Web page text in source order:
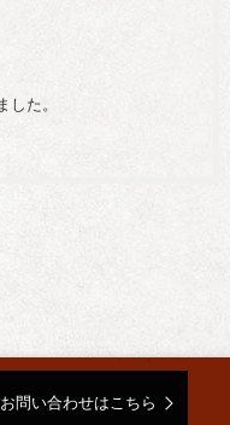
した。
お問い合わせはこちら